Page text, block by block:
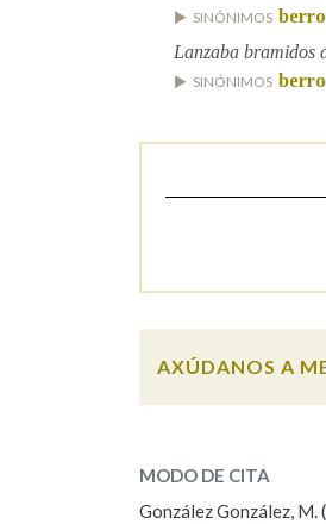
OUTRAS
SINÓNIMOS berro
Lanzaba bramidos
SINÓNIMOS berro
AXÚDANOS A
ESCOLLE UNHA
MODO DE CITA
González González, M.